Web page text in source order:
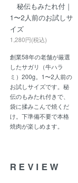
秘伝もみたれ付｜
1〜2人前のお試しサ
イズ
1,280円(税込)
創業58年の老舗が厳選
したサガリ（牛ハラ
ミ）200g。1〜2人前の
お試しサイズです。秘
伝のもみたれ付きで、
袋に揉みこんで焼くだ
け。下準備不要で本格
焼肉が楽しめます。
REVIEW